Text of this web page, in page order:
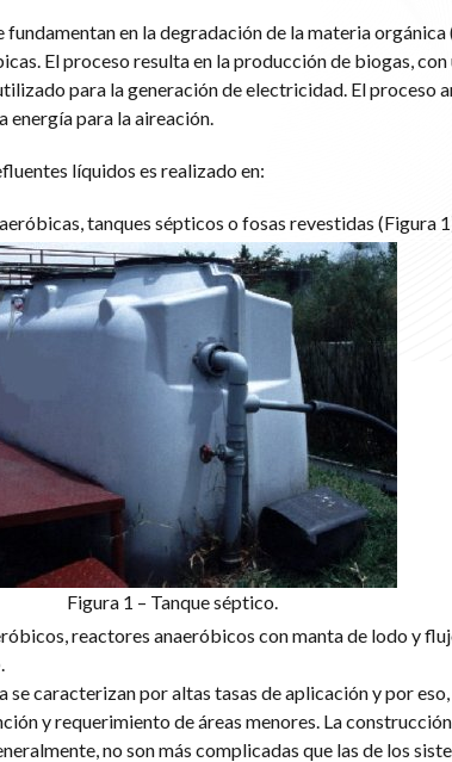
fundamentan en la degradación de la materia
El proceso resulta en la producción de biogas,
para la generación de electricidad. El proceso
energía para la aireación.
líquidos es realizado en:
tanques sépticos o fosas revestidas (Figura
Figura 1 – Tanque séptico.
reactores anaeróbicos con manta de lodo y
se caracterizan por altas tasas de aplicación y por
y requerimiento de áreas menores. La
no son más complicadas que las de los